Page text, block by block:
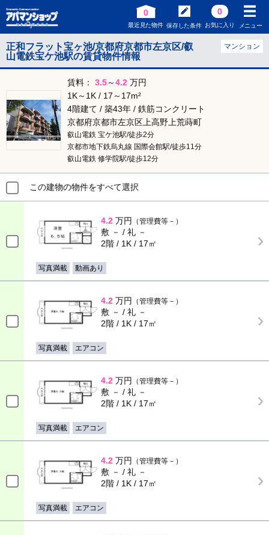
0
最近見た物件 保存した条件
0
お気に入り メニュー
正和フラット宝ヶ池/京都府京都市左京区/叡
山電鉄宝ケ池駅の賃貸物件情報
マンション
賃料： 3.5～4.2 万円
1K～1K / 17～17m²
4階建て / 築43年 / 鉄筋コンクリート
京都府京都市左京区上高野上荒蒔町
叡山電鉄 宝ケ池駅/徒歩2分
京都市地下鉄烏丸線 国際会館駅/徒歩11分
叡山電鉄 修学院駅/徒歩12分
この建物の物件をすべて選択
4.2 万円 （管理費等－）
敷 － / 礼 －
2階 / 1K / 17㎡
写真満載 動画あり
4.2 万円 （管理費等－）
敷 － / 礼 －
2階 / 1K / 17㎡
写真満載 エアコン
4.2 万円 （管理費等－）
敷 － / 礼 －
2階 / 1K / 17㎡
写真満載 エアコン
4.2 万円 （管理費等－）
敷 － / 礼 －
2階 / 1K / 17㎡
写真満載 エアコン